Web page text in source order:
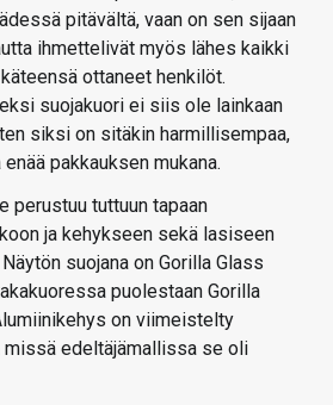
pitävältä, vaan on sen sijaan
ihmettelivät myös lähes kaikki
ottaneet henkilöt.
suojakuori ei siis ole lainkaan
siksi on sitäkin harmillisempaa,
pakkauksen mukana.
perustuu tuttuun tapaan
ja kehykseen sekä lasiseen
suojana on Gorilla Glass
puolestaan Gorilla
on viimeistelty
edeltäjämallissa se oli